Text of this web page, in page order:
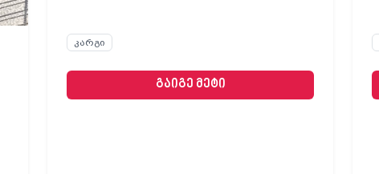
კარგი
გაიგე მეტი